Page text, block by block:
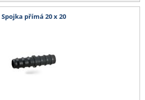
Spojka přímá 20 x 20